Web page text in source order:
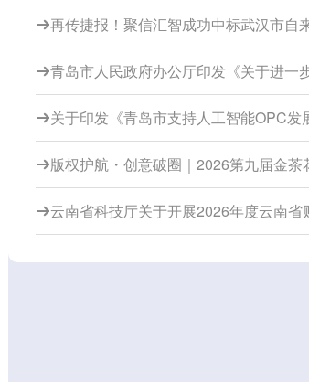
再传捷报！聚信汇智成功中标武汉市自
青岛市人民政府办公厅印发《关于进一
关于印发《青岛市支持人工智能OPC
版权护航・创意破圈｜2026第九届金
云南省科技厅关于开展2026年度云南